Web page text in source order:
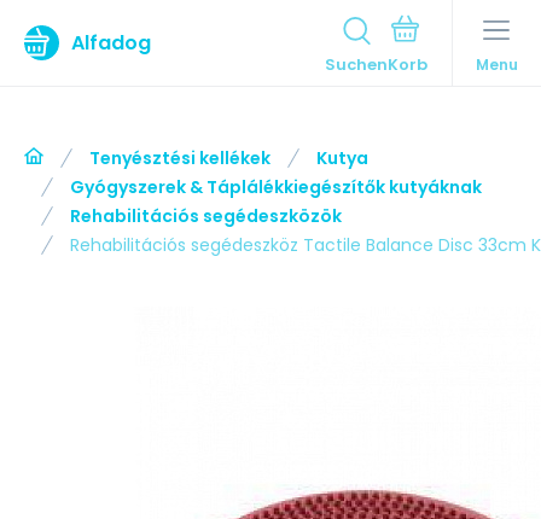
Alfadog
Suchen Menu
Tenyésztési kellékek
Kutya
Gyógyszerek & Táplálékkiegészítők kutyáknak
Rehabilitációs segédeszközök
Rehabilitációs segédeszköz Tactile Balance Disc 33cm